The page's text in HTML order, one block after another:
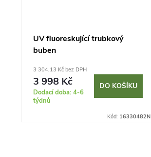
UV fluoreskující trubkový
buben
3 304,13 Kč bez DPH
3 998 Kč
Dodací doba: 4-6
týdnů
DO KOŠÍKU
Kód: 16330482N